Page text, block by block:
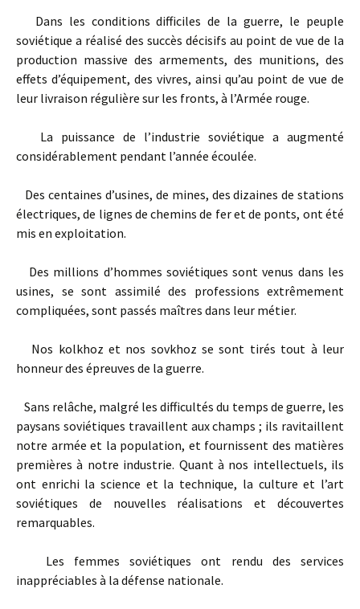
Dans les conditions difficiles de la guerre, le peuple
soviétique a réalisé des succès décisifs au point de vue de la
production massive des armements, des munitions, des
effets d’équipement, des vivres, ainsi qu’au point de vue de
leur livraison régulière sur les fronts, à l’Armée rouge.
La puissance de l’industrie soviétique a augmenté
considérablement pendant l’année écoulée.
Des centaines d’usines, de mines, des dizaines de stations
électriques, de lignes de chemins de fer et de ponts, ont été
mis en exploitation.
Des millions d’hommes soviétiques sont venus dans les
usines, se sont assimilé des professions extrêmement
compliquées, sont passés maîtres dans leur métier.
Nos kolkhoz et nos sovkhoz se sont tirés tout à leur
honneur des épreuves de la guerre.
Sans relâche, malgré les difficultés du temps de guerre, les
paysans soviétiques travaillent aux champs ; ils ravitaillent
notre armée et la population, et fournissent des matières
premières à notre industrie. Quant à nos intellectuels, ils
ont enrichi la science et la technique, la culture et l’art
soviétiques de nouvelles réalisations et découvertes
remarquables.
Les femmes soviétiques ont rendu des services
inappréciables à la défense nationale.